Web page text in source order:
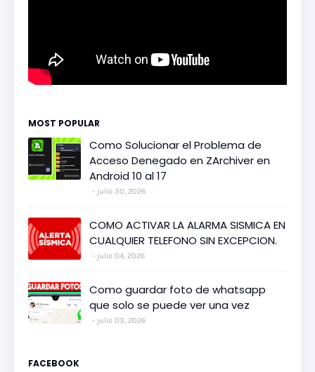
MOST POPULAR
Como Solucionar el Problema de
Acceso Denegado en ZArchiver en
Android 10 al 17
julio 30, 2026
COMO ACTIVAR LA ALARMA SISMICA EN
CUALQUIER TELEFONO SIN EXCEPCION.
julio 04, 2026
Como guardar foto de whatsapp
que solo se puede ver una vez
julio 03, 2026
FACEBOOK